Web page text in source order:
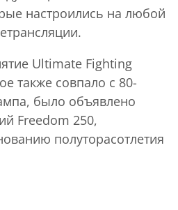
настроились на любой
Ultimate Fighting
также совпало с 80-
было объявлено
Freedom 250,
полуторасотлетия